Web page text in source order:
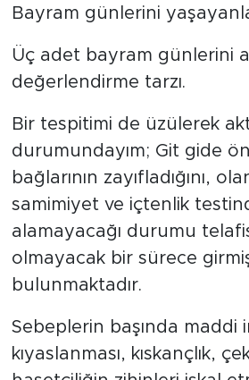
Bayram günlerini
Üç adet bayram günlerini
değerlendirme tarzı.
Bir tespitimi de üzülerek
durumundayım; Git gide
bağlarının zayıfladığını,
samimiyet ve içtenlik
alamayacağı durumu
olmayacak bir sürece
bulunmaktadır.
Sebeplerin başında maddi
kıyaslanması, kıskançlık,